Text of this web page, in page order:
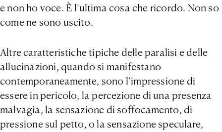
e non ho voce. È l’ultima cosa che ricordo. Non so
come ne sono uscito.
Altre caratteristiche tipiche delle paralisi e delle
allucinazioni, quando si manifestano
contemporaneamente, sono l’impressione di
essere in pericolo, la percezione di una presenza
malvagia, la sensazione di soffocamento, di
pressione sul petto, o la sensazione speculare,